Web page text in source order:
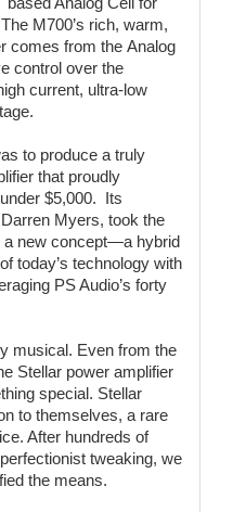
M700’s rich, warm,
comes from the Analog
control over the
current, ultra-low
to produce a truly
that proudly
$5,000. Its
Myers, took the
a new concept—a hybrid
today’s technology with
PS Audio’s forty
musical. Even from the
Stellar power amplifier
special. Stellar
to themselves, a rare
After hundreds of
tweaking, we
the means.